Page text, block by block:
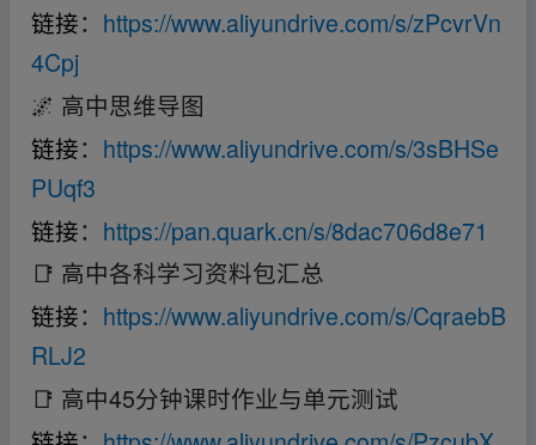
链接： https://www.aliyundrive.com/s/zPcvrVn
4Cpj
🌌 高中思维导图
链接： https://www.aliyundrive.com/s/3sBHSe
PUqf3
链接： https://pan.quark.cn/s/8dac706d8e71
📑 高中各科学习资料包汇总
链接： https://www.aliyundrive.com/s/CqraebB
RLJ2
📑 高中45分钟课时作业与单元测试